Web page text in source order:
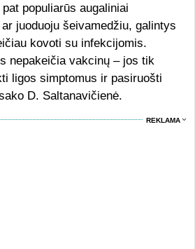
populiarūs augaliniai
juoduoju šeivamedžiu, galintys
kovoti su infekcijomis.
nepakeičia vakcinų – jos tik
ligos simptomus ir pasiruošti
D. Saltanavičienė.
REKLAMA